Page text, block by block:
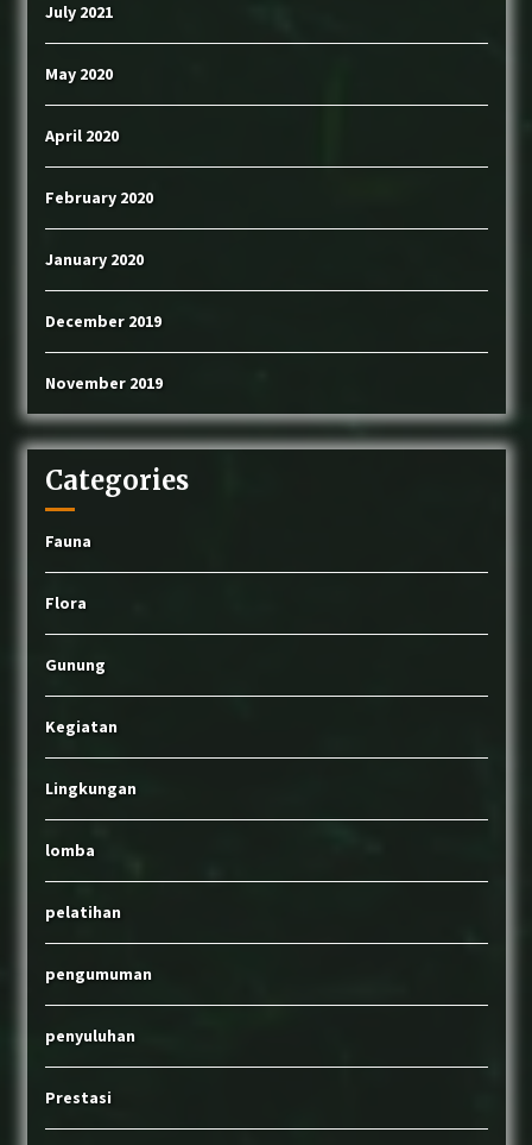
July 2021
May 2020
April 2020
February 2020
January 2020
December 2019
November 2019
Categories
Fauna
Flora
Gunung
Kegiatan
Lingkungan
lomba
pelatihan
pengumuman
penyuluhan
Prestasi